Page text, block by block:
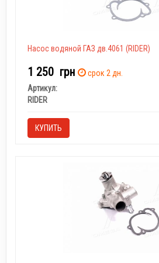
Насос водяной ГАЗ дв.4061 (RIDER)
1 250 грн
срок 2 дн.
Артикул:
RIDER
КУПИТЬ